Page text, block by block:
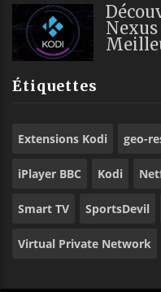
Nexus
Étiquettes
Extensions Kodi geo-
iPlayer BBC Kodi
Smart TV SportsDevil
Virtual Private Network